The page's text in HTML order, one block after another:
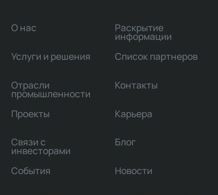
О нас
Услуги и решения
Отрасли
промышленности
Проекты
Связи с
инвесторами
Раскрытие
информации
Список партнеров
Контакты
Карьера
Блог
События Новости